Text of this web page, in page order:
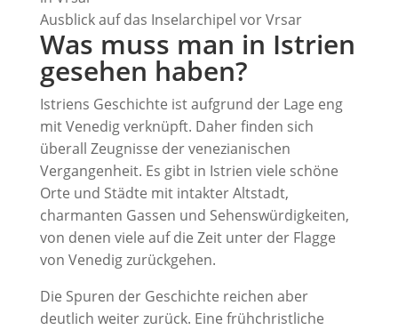
Ausblick auf das Inselarchipel vor Vrsar
Was muss man in Istrien
gesehen haben?
Istriens Geschichte ist aufgrund der Lage eng
mit Venedig verknüpft. Daher finden sich
überall Zeugnisse der venezianischen
Vergangenheit. Es gibt in Istrien viele schöne
Orte und Städte mit intakter Altstadt,
charmanten Gassen und Sehenswürdigkeiten,
von denen viele auf die Zeit unter der Flagge
von Venedig zurückgehen.
Die Spuren der Geschichte reichen aber
deutlich weiter zurück. Eine frühchristliche